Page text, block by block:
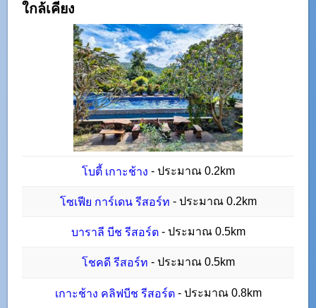
ใกล้เคียง
โบตี้ เกาะช้าง - ประมาณ 0.2km
โซเฟีย การ์เดน รีสอร์ท - ประมาณ 0.2km
บาราลี บีช รีสอร์ต- ประมาณ 0.5km
โชคดี รีสอร์ท - ประมาณ 0.5km
เกาะช้าง คลิฟบีช รีสอร์ต- ประมาณ 0.8km